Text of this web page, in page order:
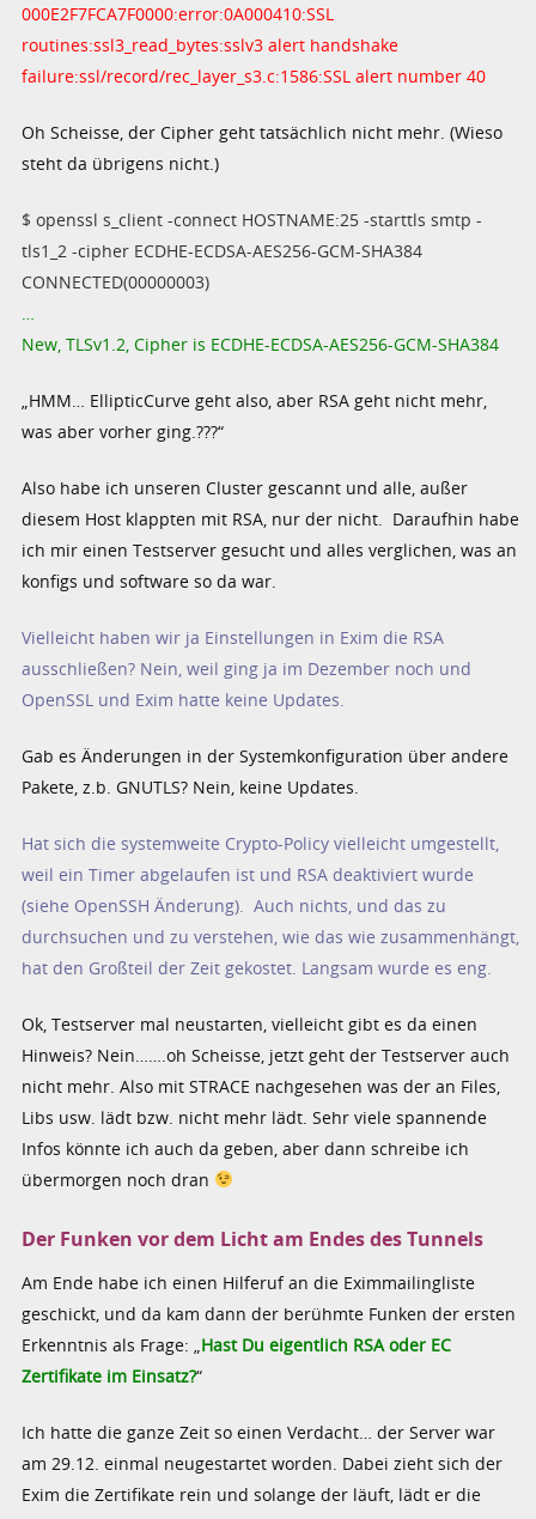
000E2F7FCA7F0000:error:0A000410:SSL
routines:ssl3_read_bytes:sslv3 alert handshake
failure:ssl/record/rec_layer_s3.c:1586:SSL alert number 40
Oh Scheisse, der Cipher geht tatsächlich nicht mehr. (Wieso
steht da übrigens nicht.)
$ openssl s_client -connect HOSTNAME:25 -starttls smtp -
tls1_2 -cipher ECDHE-ECDSA-AES256-GCM-SHA384
CONNECTED(00000003)
New, TLSv1.2, Cipher is ECDHE-ECDSA-AES256-GCM-SHA384
„HMM… EllipticCurve geht also, aber RSA geht nicht mehr,
was aber vorher ging.???“
Also habe ich unseren Cluster gescannt und alle, außer
diesem Host klappten mit RSA, nur der nicht. Daraufhin habe
ich mir einen Testserver gesucht und alles verglichen, was an
konfigs und software so da war.
Vielleicht haben wir ja Einstellungen in Exim die RSA
ausschließen? Nein, weil ging ja im Dezember noch und
OpenSSL und Exim hatte keine Updates.
Gab es Änderungen in der Systemkonfiguration über andere
Pakete, z.b. GNUTLS? Nein, keine Updates.
Hat sich die systemweite Crypto-Policy vielleicht umgestellt,
weil ein Timer abgelaufen ist und RSA deaktiviert wurde
(siehe OpenSSH Änderung). Auch nichts, und das zu
durchsuchen und zu verstehen, wie das wie zusammenhängt,
hat den Großteil der Zeit gekostet. Langsam wurde es eng.
Ok, Testserver mal neustarten, vielleicht gibt es da einen
Hinweis? Nein…….oh Scheisse, jetzt geht der Testserver auch
nicht mehr. Also mit STRACE nachgesehen was der an Files,
Libs usw. lädt bzw. nicht mehr lädt. Sehr viele spannende
Infos könnte ich auch da geben, aber dann schreibe ich
übermorgen noch dran
Der Funken vor dem Licht am Endes des Tunnels
Am Ende habe ich einen Hilferuf an die Eximmailingliste
geschickt, und da kam dann der berühmte Funken der ersten
Erkenntnis als Frage: „Hast Du eigentlich RSA oder EC
Zertifikate im Einsatz?“
Ich hatte die ganze Zeit so einen Verdacht… der Server war
am 29.12. einmal neugestartet worden. Dabei zieht sich der
Exim die Zertifikate rein und solange der läuft, lädt er die